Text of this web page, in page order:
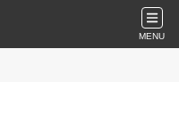
MENU